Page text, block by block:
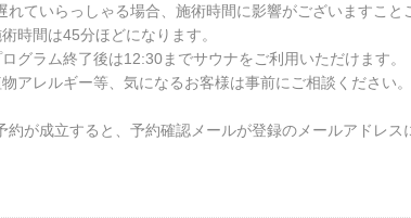
れていらっしゃる場合、施術時間に影響がございますこと
時間は45分ほどになります。
グラム終了後は12:30までサウナをご利用いただけます。
アレルギー等、気になるお客様は事前にご相談ください。
約が成立すると、予約確認メールが登録のメールアドレス